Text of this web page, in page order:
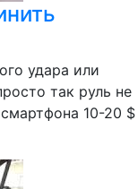
удара или
так руль не
10-20 $